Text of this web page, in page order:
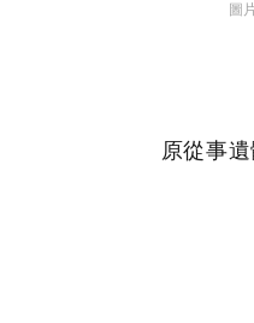
圖
原從事